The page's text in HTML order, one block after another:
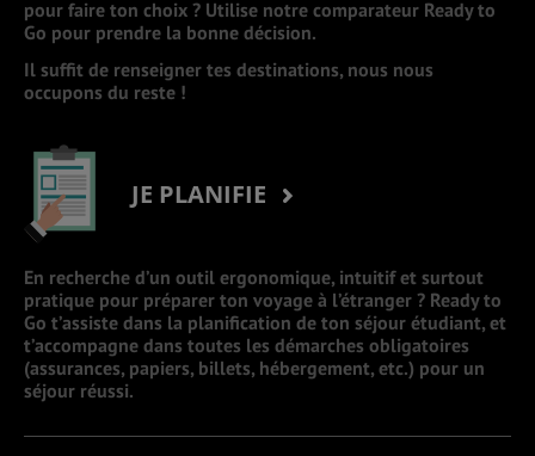
pour faire ton choix ? Utilise notre comparateur Ready to
Go pour prendre la bonne décision.
Il suffit de renseigner tes destinations, nous nous
occupons du reste !
JE PLANIFIE
En recherche d’un outil ergonomique, intuitif et surtout
pratique pour préparer ton voyage à l’étranger ? Ready to
Go t’assiste dans la planification de ton séjour étudiant, et
t’accompagne dans toutes les démarches obligatoires
(assurances, papiers, billets, hébergement, etc.) pour un
séjour réussi.